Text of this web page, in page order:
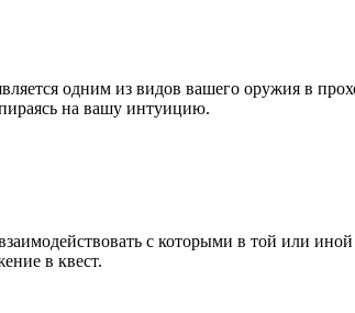
одним из видов вашего оружия в
на вашу интуицию.
с которыми в той или
в квест.